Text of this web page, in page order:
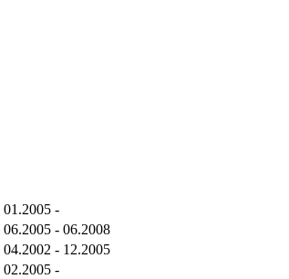
01.2005 -
06.2005 - 06.2008
04.2002 - 12.2005
02.2005 -